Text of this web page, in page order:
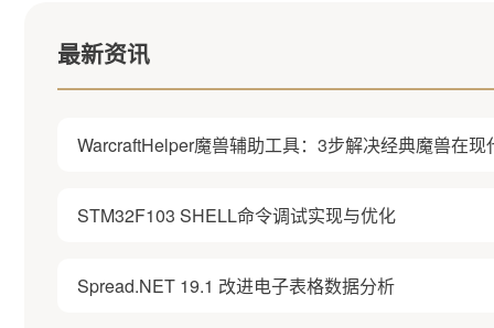
最新资讯
WarcraftHelper魔兽辅助工具：3步解决经典魔兽在
STM32F103 SHELL命令调试实现与优化
Spread.NET 19.1 改进电子表格数据分析